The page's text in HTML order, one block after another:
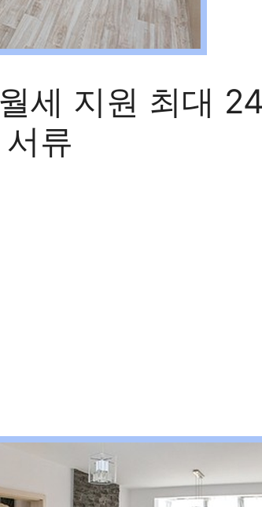
세 지원 최대
류